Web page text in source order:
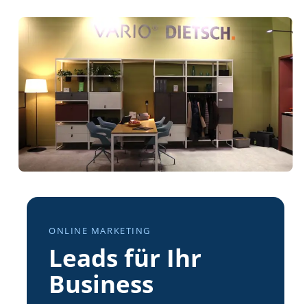
ONLINE MARKETING
Leads für Ihr
Business